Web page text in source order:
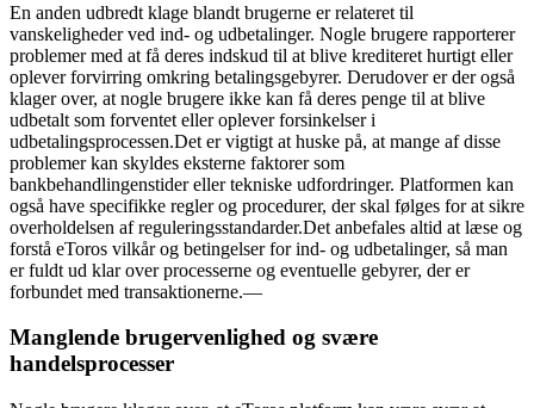
En anden udbredt klage blandt brugerne er relateret til
vanskeligheder ved ind- og udbetalinger. Nogle brugere rapporterer
problemer med at få deres indskud til at blive krediteret hurtigt eller
oplever forvirring omkring betalingsgebyrer. Derudover er der også
klager over, at nogle brugere ikke kan få deres penge til at blive
udbetalt som forventet eller oplever forsinkelser i
udbetalingsprocessen.Det er vigtigt at huske på, at mange af disse
problemer kan skyldes eksterne faktorer som
bankbehandlingenstider eller tekniske udfordringer. Platformen kan
også have specifikke regler og procedurer, der skal følges for at sikre
overholdelsen af reguleringsstandarder.Det anbefales altid at læse og
forstå eToros vilkår og betingelser for ind- og udbetalinger, så man
er fuldt ud klar over processerne og eventuelle gebyrer, der er
forbundet med transaktionerne.—
Manglende brugervenlighed og svære
handelsprocesser